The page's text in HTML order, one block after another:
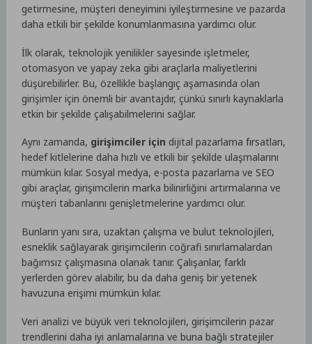
getirmesine, müşteri deneyimini iyileştirmesine ve pazarda
daha etkili bir şekilde konumlanmasına yardımcı olur.
İlk olarak, teknolojik yenilikler sayesinde işletmeler,
otomasyon ve yapay zeka gibi araçlarla maliyetlerini
düşürebilirler. Bu, özellikle başlangıç aşamasında olan
girişimler için önemli bir avantajdır, çünkü sınırlı kaynaklarla
etkin bir şekilde çalışabilmelerini sağlar.
Aynı zamanda, girişimciler için dijital pazarlama fırsatları,
hedef kitlelerine daha hızlı ve etkili bir şekilde ulaşmalarını
mümkün kılar. Sosyal medya, e-posta pazarlama ve SEO
gibi araçlar, girişimcilerin marka bilinirliğini artırmalarına ve
müşteri tabanlarını genişletmelerine yardımcı olur.
Bunların yanı sıra, uzaktan çalışma ve bulut teknolojileri,
esneklik sağlayarak girişimcilerin coğrafi sınırlamalardan
bağımsız çalışmasına olanak tanır. Çalışanlar, farklı
yerlerden görev alabilir, bu da daha geniş bir yetenek
havuzuna erişimi mümkün kılar.
Veri analizi ve büyük veri teknolojileri, girişimcilerin pazar
trendlerini daha iyi anlamalarına ve buna bağlı stratejiler